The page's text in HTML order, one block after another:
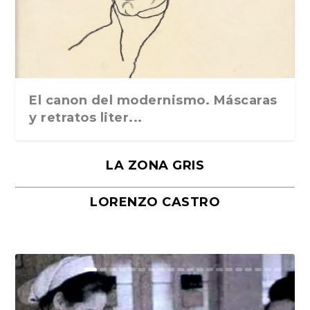
El canon del modernismo. Máscaras
y retratos liter...
LA ZONA GRIS
LORENZO CASTRO